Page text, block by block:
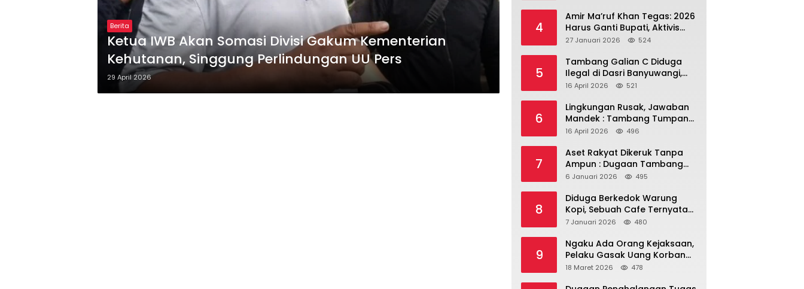
Berita
Ketua IWB Akan Somasi Divisi Gakum Kementerian
Kehutanan, Singgung Perlindungan UU Pers
29 April 2026
4
Amir Ma’ruf Khan Tegas: 2026
Harus Ganti Bupati, Aktivis
dan Warga Nilai
Jawab Masalah Rakyat.
27 Januari 2026 524
5
Tambang Galian C Diduga
Ilegal di Dasri Banyuwangi,
Kades Bungkam – Ada Apa
16 April 2026 521
6
Lingkungan Rusak, Jawaban
Mandek : Tambang Tumpang
Pitu dalam Sorotan Tajam
16 April 2026 496
7
Aset Rakyat Dikeruk Tanpa
Ampun : Dugaan Tambang
Ilegal di Tanah Desa Dasri
6 Januari 2026 495
8
Diduga Berkedok Warung
Kopi, Sebuah Cafe Ternyata
Miliki Room Karaoke, Izin
7 Januari 2026 480
9
Ngaku Ada Orang Kejaksaan,
Pelaku Gasak Uang Korban
Rp10 Juta Lewat Modus
18 Maret 2026 478